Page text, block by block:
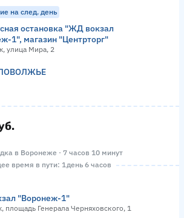
на след. день
остановка "ЖД вокзал
1", магазин "Центрторг"
улица Мира, 2
в Воронеже · 7 часов 10 минут
время в пути: 1 день 6 часов
"Воронеж-1"
площадь Генерала Черняховского, 1